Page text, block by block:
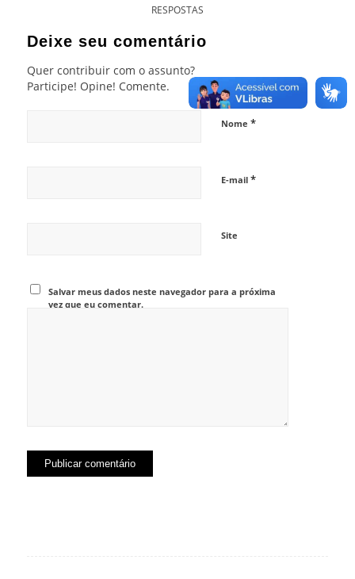
RESPOSTAS
Deixe seu comentário
Quer contribuir com o assunto?
Participe! Opine! Comente.
Nome *
E-mail *
Site
Salvar meus dados neste navegador para a próxima
vez que eu comentar.